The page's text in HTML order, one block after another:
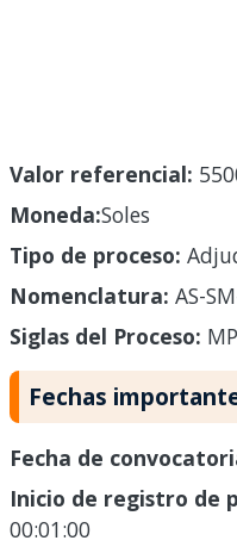
Valor referencial:
Moneda:Soles
Tipo de proceso:
Nomenclatura: AS-
Siglas del Proceso:
Fechas
Fecha de
Inicio de registro de
00:01:00